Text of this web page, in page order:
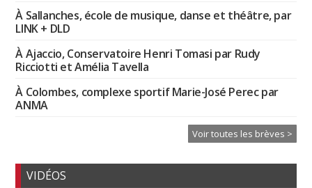
À Sallanches, école de musique, danse et théâtre, par
LINK + DLD
À Ajaccio, Conservatoire Henri Tomasi par Rudy
Ricciotti et Amélia Tavella
À Colombes, complexe sportif Marie-José Perec par
ANMA
Voir toutes les brèves >
VIDÉOS